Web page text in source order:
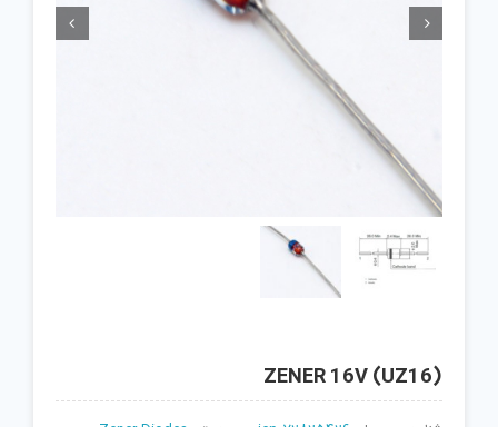
 
ZENER 16V (UZ16)